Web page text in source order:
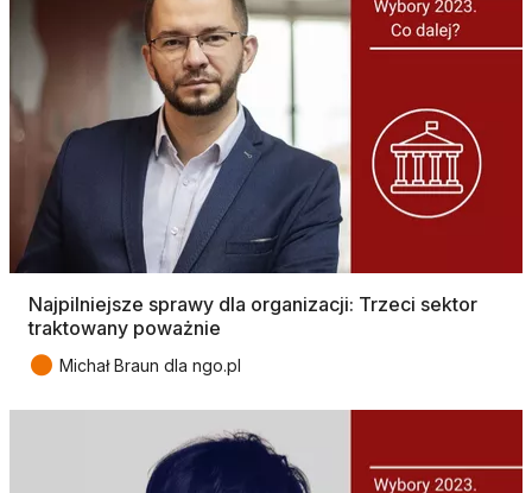
Najpilniejsze sprawy dla organizacji: Trzeci sektor
traktowany poważnie
● Michał Braun dla ngo.pl